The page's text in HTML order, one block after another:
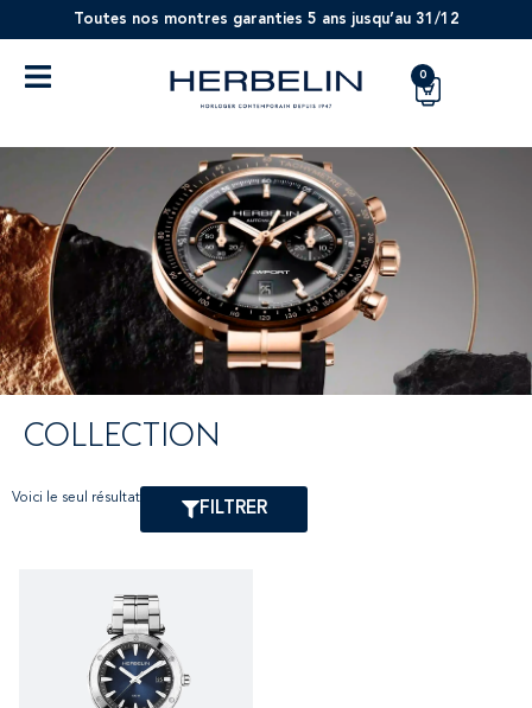
Toutes nos montres garanties 5 ans jusqu’au 31/12
0
COLLECTION
Voici le seul résultat
FILTRER